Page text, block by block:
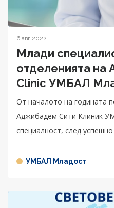
6 авг 2022
Млади
отделенията на
Clinic УМБАЛ
От началото на годината
Аджибадем Сити Клиник
специалност, след
УМБАЛ Младост